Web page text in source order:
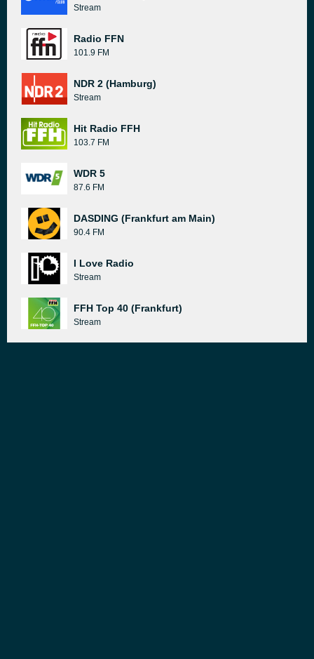
Stream
Radio FFN
101.9 FM
NDR 2 (Hamburg)
Stream
Hit Radio FFH
103.7 FM
WDR 5
87.6 FM
DASDING (Frankfurt am Main)
90.4 FM
I Love Radio
Stream
FFH Top 40 (Frankfurt)
Stream